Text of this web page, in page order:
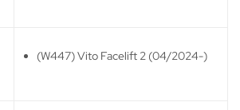
(W447) Vito Facelift 2 (04/2024-)